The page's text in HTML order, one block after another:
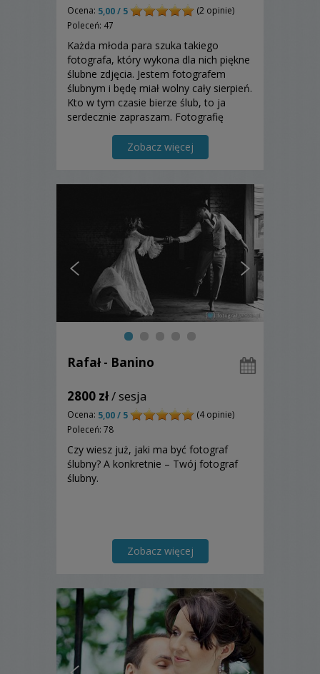
Ocena: 5,00 / 5
(2 opinie)
Poleceń: 47
Każda młoda para szuka takiego
fotografa, który wykona dla nich piękne
ślubne zdjęcia. Jestem fotografem
ślubnym i będę miał wolny cały sierpień.
Kto w tym czasie bierze ślub, to ja
serdecznie zapraszam. Fotografię
ujmę najważniejsze chwile tego
wyjątkowego dnia
Zobacz więcej
Rafał - Banino
2800 zł/ sesja
Ocena: 5,00 / 5
(4 opinie)
Poleceń: 78
Czy wiesz już, jaki ma być fotograf
ślubny? A konkretnie – Twój fotograf
ślubny.
Zobacz więcej